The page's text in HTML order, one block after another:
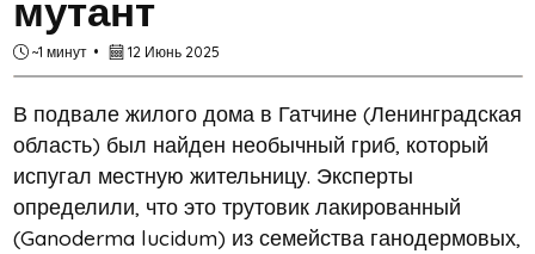
~1 минут 12 Июнь 2025
В подвале жилого дома в Гатчине (Ленинградская
область) был найден необычный гриб, который
испугал местную жительницу. Эксперты
определили, что это трутовик лакированный
(Ganoderma lucidum) из семейства ганодермовых,